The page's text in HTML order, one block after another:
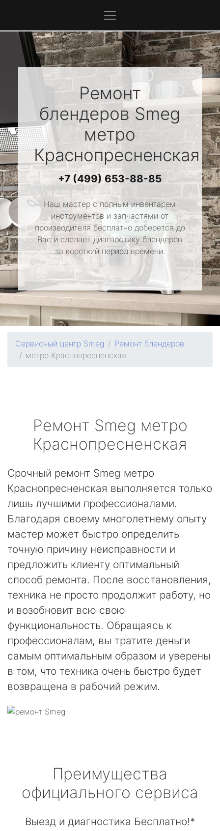
Ремонт
блендеровSmeg
метро
Краснопресненская
+7 (499) 653-88-85
Наш мастер с полным инвентарем
инструментов и запчастями от
производителя бесплатно доберется до
Вас и сделает диагностику блендеров
за короткий период времени.
Сервисный центр Smeg
Ремонт блендеров
метро Краснопресненская
Ремонт Smeg метро
Краснопресненская
Срочный ремонт Smeg метро
Краснопресненская выполняется только
лишь лучшими профессионалами.
Благодаря своему многолетнему опыту
мастер может быстро определить
точную причину неисправности и
предложить клиенту оптимальный
способ ремонта. После восстановления,
техника не просто продолжит работу, но
и возобновит всю свою
функциональность. Обращаясь к
профессионалам, вы тратите деньги
самым оптимальным образом и уверены
в том, что техника очень быстро будет
возвращена в рабочий режим.
Преимущества
официального сервиса
Выезд и диагностика Бесплатно!*